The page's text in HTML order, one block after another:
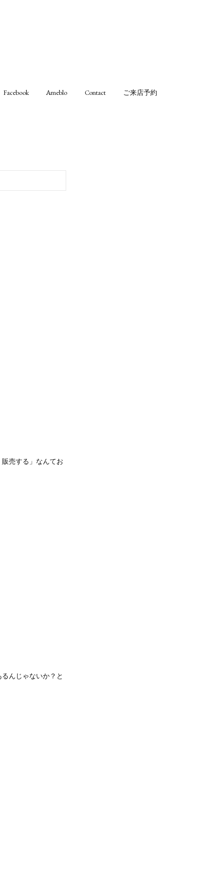
Facebook Ameblo Contact ご来店予約
売する」なんてお
んじゃないか？と